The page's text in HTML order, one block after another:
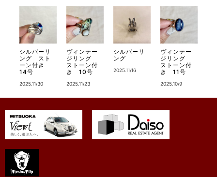
シルバーリ
ング スト
ーン付き
14号
2025.11/30
ヴィンテー
ジリング
ストーン付
き 10号
2025.11/23
シルバーリ
ング
2025.11/16
ヴィンテー
ジリング
ストーン付
き 11号
2025.10/9